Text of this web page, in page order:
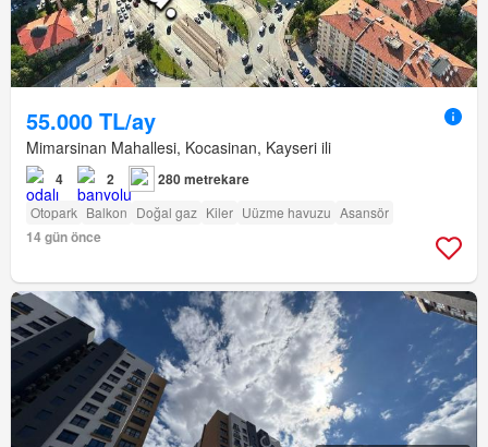
55.000 TL/ay
Mimarsinan Mahallesi, Kocasinan, Kayseri ili
4 2 280 metrekare
Otopark Balkon Doğal gaz Kiler Uüzme havuzu Asansör
14 gün önce